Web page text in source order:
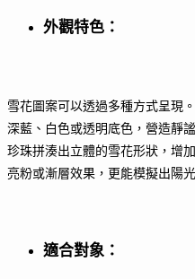
外觀特色 ：
雪花圖案可以透過多種方式呈現
深藍、白色或透明底色，營造靜
珍珠拼湊出立體的雪花形狀，增
亮粉或漸層效果，更能模擬出陽
適合對象 ：